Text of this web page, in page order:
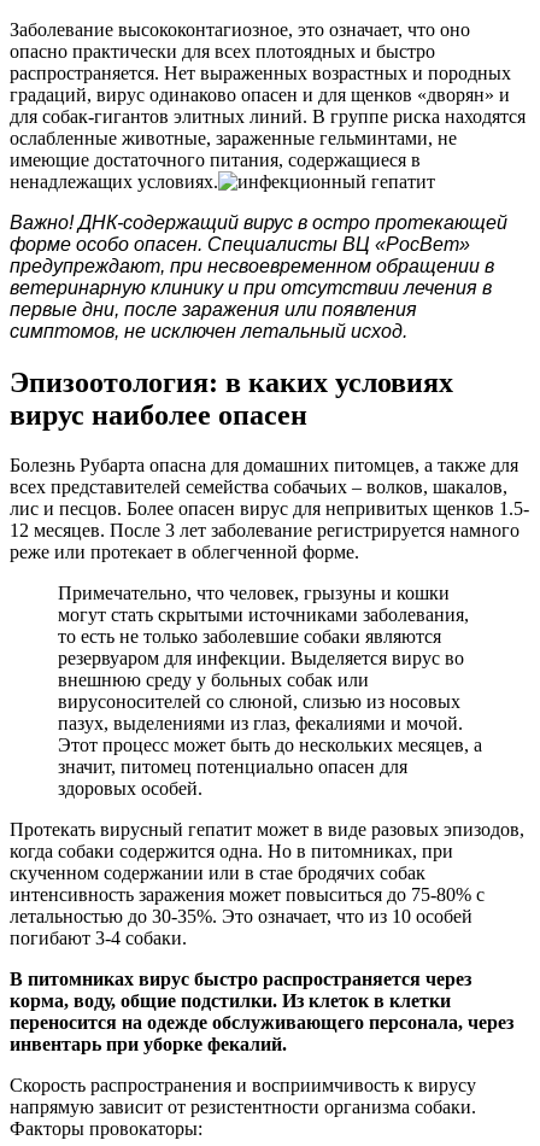
Заболевание высококонтагиозное, это означает, что оно
опасно практически для всех плотоядных и быстро
распространяется. Нет выраженных возрастных и породных
градаций, вирус одинаково опасен и для щенков «дворян» и
для собак-гигантов элитных линий. В группе риска находятся
ослабленные животные, зараженные гельминтами, не
имеющие достаточного питания, содержащиеся в
ненадлежащих условиях.
Важно! ДНК-содержащий вирус в остро протекающей
форме особо опасен. Специалисты ВЦ «РосВет»
предупреждают, при несвоевременном обращении в
ветеринарную клинику и при отсутствии лечения в
первые дни, после заражения или появления
симптомов, не исключен летальный исход.
Эпизоотология: в каких условиях
вирус наиболее опасен
Болезнь Рубарта опасна для домашних питомцев, а также для
всех представителей семейства собачьих – волков, шакалов,
лис и песцов. Более опасен вирус для непривитых щенков 1.5-
12 месяцев. После 3 лет заболевание регистрируется намного
реже или протекает в облегченной форме.
Примечательно, что человек, грызуны и кошки
могут стать скрытыми источниками заболевания,
то есть не только заболевшие собаки являются
резервуаром для инфекции. Выделяется вирус во
внешнюю среду у больных собак или
вирусоносителей со слюной, слизью из носовых
пазух, выделениями из глаз, фекалиями и мочой.
Этот процесс может быть до нескольких месяцев, а
значит, питомец потенциально опасен для
здоровых особей.
Протекать вирусный гепатит может в виде разовых эпизодов,
когда собаки содержится одна. Но в питомниках, при
скученном содержании или в стае бродячих собак
интенсивность заражения может повыситься до 75-80% с
летальностью до 30-35%. Это означает, что из 10 особей
погибают 3-4 собаки.
В питомниках вирус быстро распространяется через
корма, воду, общие подстилки. Из клеток в клетки
переносится на одежде обслуживающего персонала, через
инвентарь при уборке фекалий.
Скорость распространения и восприимчивость к вирусу
напрямую зависит от резистентности организма собаки.
Факторы провокаторы: